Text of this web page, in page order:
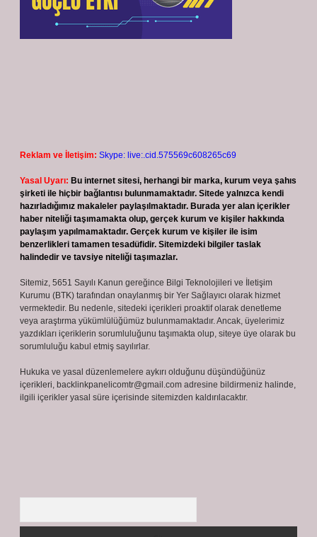
Reklam ve İletişim: Skype: live:.cid.575569c608265c69
Yasal Uyarı: Bu internet sitesi, herhangi bir marka, kurum veya şahıs
şirketi ile hiçbir bağlantısı bulunmamaktadır. Sitede yalnızca kendi
hazırladığımız makaleler paylaşılmaktadır. Burada yer alan içerikler
haber niteliği taşımamakta olup, gerçek kurum ve kişiler hakkında
paylaşım yapılmamaktadır. Gerçek kurum ve kişiler ile isim
benzerlikleri tamamen tesadüfidir. Sitemizdeki bilgiler taslak
halindedir ve tavsiye niteliği taşımazlar.
Sitemiz, 5651 Sayılı Kanun gereğince Bilgi Teknolojileri ve İletişim
Kurumu (BTK) tarafından onaylanmış bir Yer Sağlayıcı olarak hizmet
vermektedir. Bu nedenle, sitedeki içerikleri proaktif olarak denetleme
veya araştırma yükümlülüğümüz bulunmamaktadır. Ancak, üyelerimiz
yazdıkları içeriklerin sorumluluğunu taşımakta olup, siteye üye olarak bu
sorumluluğu kabul etmiş sayılırlar.
Hukuka ve yasal düzenlemelere aykırı olduğunu düşündüğünüz
içerikleri, backlinkpanelicomtr@gmail.com adresine bildirmeniz halinde,
ilgili içerikler yasal süre içerisinde sitemizden kaldırılacaktır.